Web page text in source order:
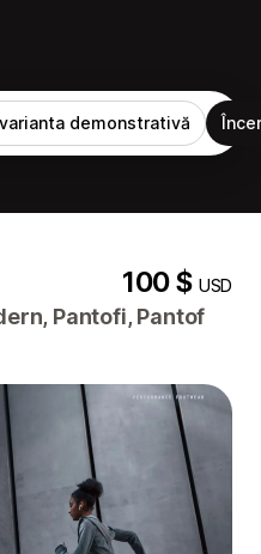
demonstrativă
100 $USD
Pantofi, Pantof